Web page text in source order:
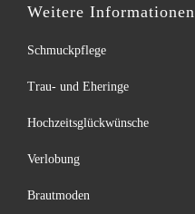
Weitere Informationen
Schmuckpflege
Trau- und Eheringe
Hochzeitsglückwünsche
Verlobung
Brautmoden